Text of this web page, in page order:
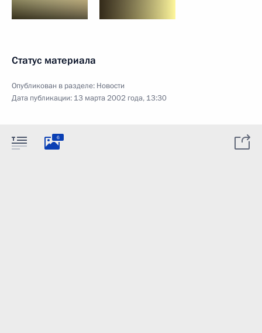
Статус материала
Опубликован в разделе: Новости
Дата публикации: 13 марта 2002 года, 13:30
6